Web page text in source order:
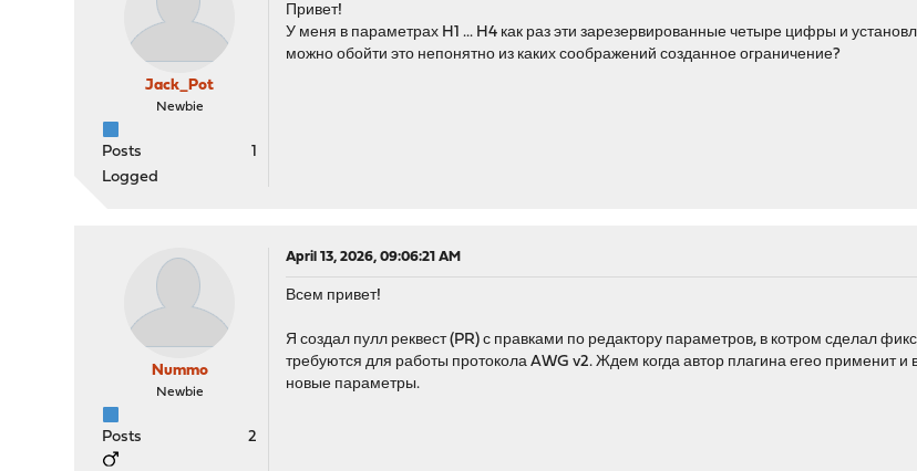
Jack_Pot
Newbie
Posts
1
Logged
Привет!
У меня в параметрах H1 ... H4 как раз эти зарезервированные четыре цифры и
можно обойти это непонятно из каких соображений созданное ограничение?
Nummo
Newbie
Posts 2
April 13, 2026, 09:06:21 AM
Всем привет!
Я создал пулл реквест (PR) с правками по редактору параметров, в котром сделал
требуются для работы протокола AWG v2. Ждем когда автор плагина егео применит
новые параметры.